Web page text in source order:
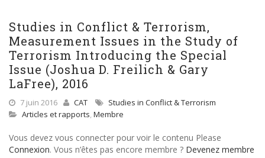
Studies in Conflict & Terrorism,
Measurement Issues in the Study of
Terrorism Introducing the Special
Issue (Joshua D. Freilich & Gary
LaFree), 2016
7 juin 2016 CAT
Studies in Conflict & Terrorism
Articles et rapports, Membre
Vous devez vous connecter pour voir le contenu Please
Connexion. Vous n’êtes pas encore membre ? Devenez membre